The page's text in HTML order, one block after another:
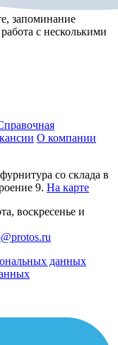
запоминание
с несколькими
О компании
со склада в
9. На карте
воскресенье и
данных